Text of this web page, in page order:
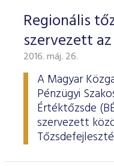
Regionális
szervezett
2016. máj. 26.
A Magyar
Pénzügyi
Értéktőzsde
szervezett